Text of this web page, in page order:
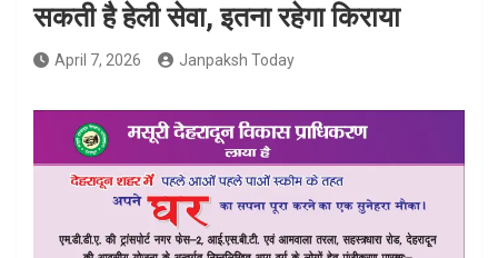
सकती है हेली सेवा, इतना रहेगा किराया
April 7, 2026 Janpaksh Today